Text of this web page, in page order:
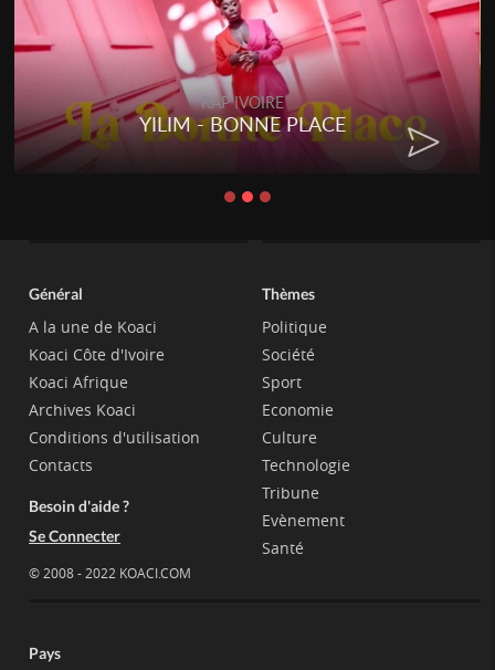
RAP IVOIRE
YILIM - BONNE PLACE
Général
A la une de Koaci
Koaci Côte d'Ivoire
Koaci Afrique
Archives Koaci
Conditions d'utilisation
Contacts
Besoin d'aide ?
Se Connecter
© 2008 - 2022 KOACI.COM
Thèmes
Politique
Société
Sport
Economie
Culture
Technologie
Tribune
Evènement
Santé
Pays